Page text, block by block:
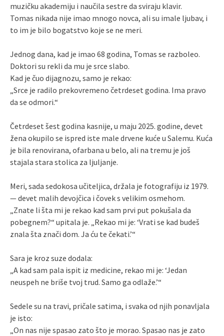
muzičku akademiju i naučila sestre da sviraju klavir.
Tomas nikada nije imao mnogo novca, ali su imale ljubav, i
to im je bilo bogatstvo koje se ne meri.
Jednog dana, kad je imao 68 godina, Tomas se razboleo.
Doktori su rekli da mu je srce slabo.
Kad je čuo dijagnozu, samo je rekao:
„Srce je radilo prekovremeno četrdeset godina. Ima pravo
da se odmori.“
Četrdeset šest godina kasnije, u maju 2025. godine, devet
žena okupilo se ispred iste male drvene kuće u Salemu. Kuća
je bila renovirana, ofarbana u belo, ali na tremu je još
stajala stara stolica za ljuljanje.
Meri, sada sedokosa učiteljica, držala je fotografiju iz 1979.
— devet malih devojčica i čovek s velikim osmehom.
„Znate li šta mi je rekao kad sam prvi put pokušala da
pobegnem?“ upitala je. „Rekao mi je: ‘Vrati se kad budeš
znala šta znači dom. Ja ću te čekati.’“
Sara je kroz suze dodala:
„A kad sam pala ispit iz medicine, rekao mi je: ‘Jedan
neuspeh ne briše tvoj trud. Samo ga odlaže.’“
Sedele su na travi, pričale satima, i svaka od njih ponavljala
je isto:
„On nas nije spasao zato što je morao. Spasao nas je zato